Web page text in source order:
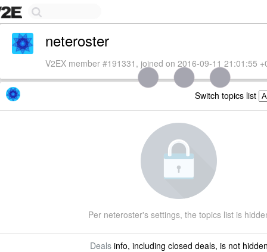
neteroster
V2EX member #191331, joined on 2016-09-11 21:01:55
Switch topics list
Per neteroster's settings, the topics list is
Dealsinfo, including closed deals, is not